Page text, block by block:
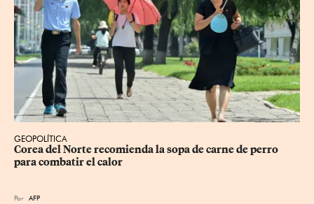
GEOPOLÍTICA
Corea del Norte recomienda la sopa de carne de perro
para combatir el calor
Por AFP